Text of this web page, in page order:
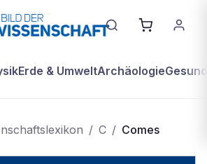
Erde & UmweltArchäologie
/ C / Comes